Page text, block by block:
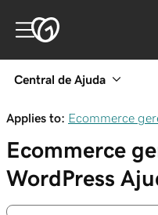
Central de Ajuda
Applies to: Ecommerce
Ecommerce
WordPress